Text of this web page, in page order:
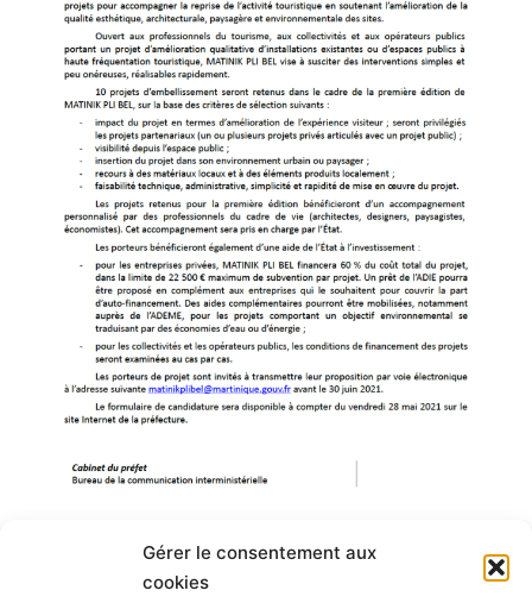
Gérer le consentement aux
cookies
< retour aux actualités